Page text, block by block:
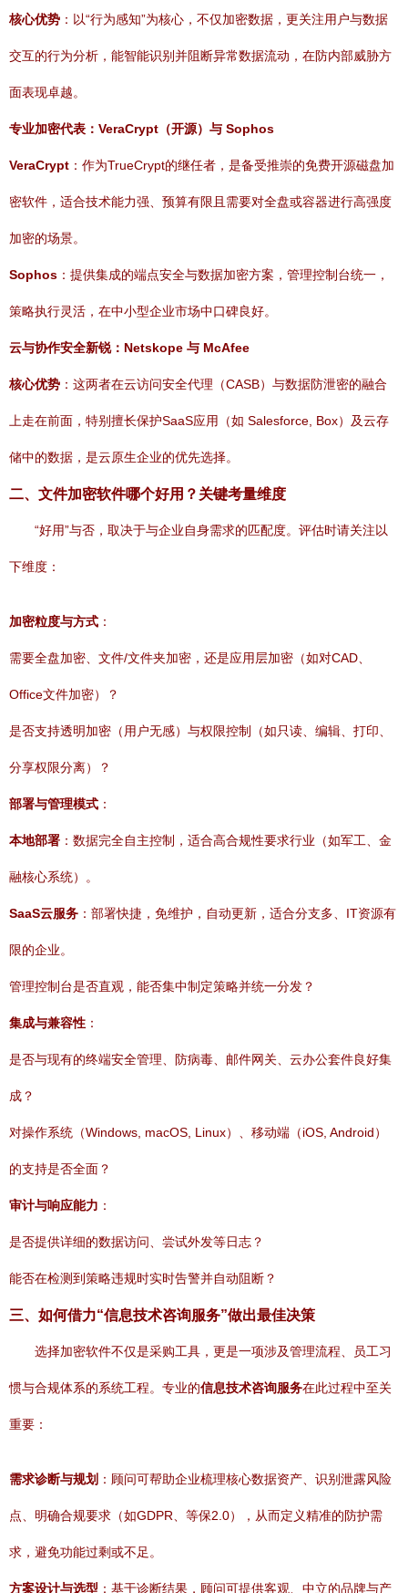
核心优势 ：以“行为感知”为核心，不仅加密数据，更关注用户与数据
交互的行为分析，能智能识别并阻断异常数据流动，在防内部威胁方
面表现卓越。
专业加密代表：VeraCrypt（开源）与 Sophos
VeraCrypt ：作为TrueCrypt的继任者，是备受推崇的免费开源磁盘加
密软件，适合技术能力强、预算有限且需要对全盘或容器进行高强度
加密的场景。
Sophos ：提供集成的端点安全与数据加密方案，管理控制台统一，
策略执行灵活，在中小型企业市场中口碑良好。
云与协作安全新锐：Netskope 与 McAfee
核心优势 ：这两者在云访问安全代理（CASB）与数据防泄密的融合
上走在前面，特别擅长保护SaaS应用（如 Salesforce, Box）及云存
储中的数据，是云原生企业的优先选择。
二、文件加密软件哪个好用？关键考量维度
“好用”与否，取决于与企业自身需求的匹配度。评估时请关注以
下维度：
加密粒度与方式 ：
需要全盘加密、文件/文件夹加密，还是应用层加密（如对CAD、
Office文件加密）？
是否支持透明加密（用户无感）与权限控制（如只读、编辑、打印、
分享权限分离）？
部署与管理模式 ：
本地部署 ：数据完全自主控制，适合高合规性要求行业（如军工、金
融核心系统）。
SaaS云服务 ：部署快捷，免维护，自动更新，适合分支多、IT资源有
限的企业。
管理控制台是否直观，能否集中制定策略并统一分发？
集成与兼容性 ：
是否与现有的终端安全管理、防病毒、邮件网关、云办公套件良好集
成？
对操作系统（Windows, macOS, Linux）、移动端（iOS, Android）
的支持是否全面？
审计与响应能力 ：
是否提供详细的数据访问、尝试外发等日志？
能否在检测到策略违规时实时告警并自动阻断？
三、如何借力“信息技术咨询服务”做出最佳决策
选择加密软件不仅是采购工具，更是一项涉及管理流程、员工习
惯与合规体系的系统工程。专业的信息技术咨询服务在此过程中至关
重要：
需求诊断与规划 ：顾问可帮助企业梳理核心数据资产、识别泄露风险
点、明确合规要求（如GDPR、等保2.0），从而定义精准的防护需
求，避免功能过剩或不足。
方案设计与选型 ：基于诊断结果，顾问可提供客观、中立的品牌与产